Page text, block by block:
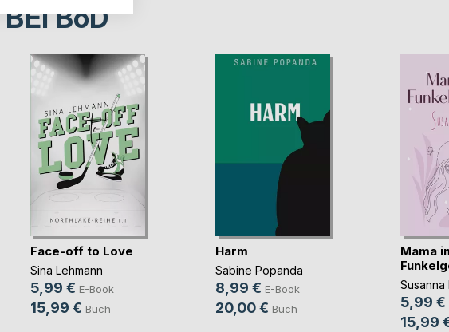
BEIBoD
Face-off to Love
Sina Lehmann
5,99 € E-Book
15,99 € Buch
Harm
Sabine Popanda
8,99 € E-Book
20,00 € Buch
Mama
Susanna
5,99 €
15,99